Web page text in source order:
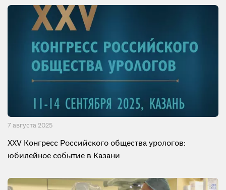
7 августа 2025
XXV Конгресс Российского общества урологов:
юбилейное событие в Казани